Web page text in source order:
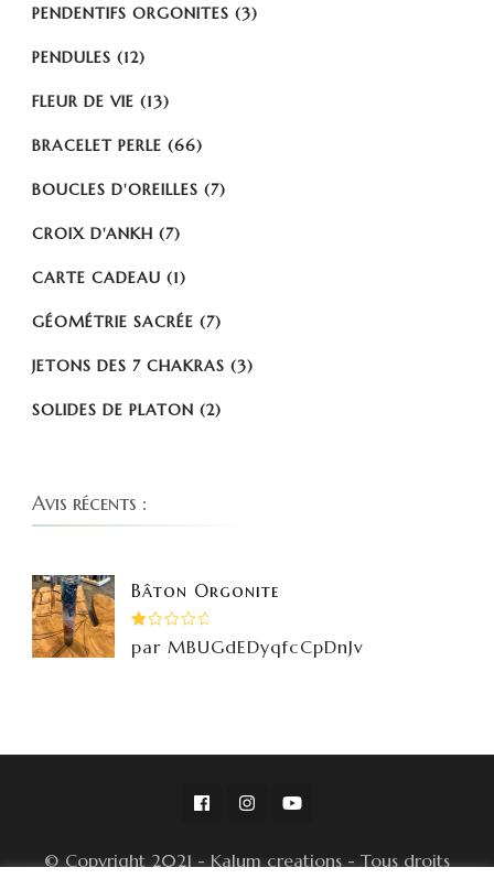
PENDENTIFS ORGONITES (3)
PENDULES (12)
FLEUR DE VIE (13)
BRACELET PERLE (66)
BOUCLES D'OREILLES (7)
CROIX D'ANKH (7)
CARTE CADEAU (1)
GÉOMÉTRIE SACRÉE (7)
JETONS DES 7 CHAKRAS (3)
SOLIDES DE PLATON (2)
Avis récents :
Bâton Orgonite
1
par MBUGdEDyqfcCpDnJv
© Copyright 2021 - Kalum creations - Tous droits